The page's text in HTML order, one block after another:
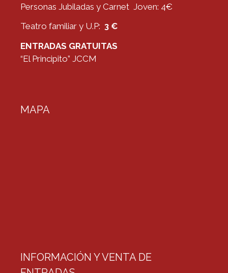
Personas Jubiladas y Carnet Joven: 4€
Teatro familiar y U.P: 3 €
ENTRADAS GRATUITAS
“El Principito” JCCM
MAPA
INFORMACIÓN Y VENTA DE